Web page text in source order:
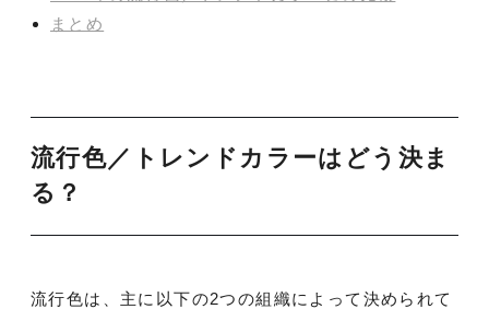
まとめ
流行色／トレンドカラーはどう決ま
る？
流行色は、主に以下の2つの組織によって決められて